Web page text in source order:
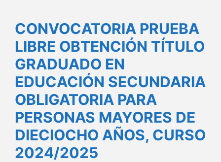
CONVOCATORIA PRUEBA
LIBRE OBTENCIÓN TÍTULO
GRADUADO EN
EDUCACIÓN SECUNDARIA
OBLIGATORIA PARA
PERSONAS MAYORES DE
DIECIOCHO AÑOS, CURSO
2024/2025